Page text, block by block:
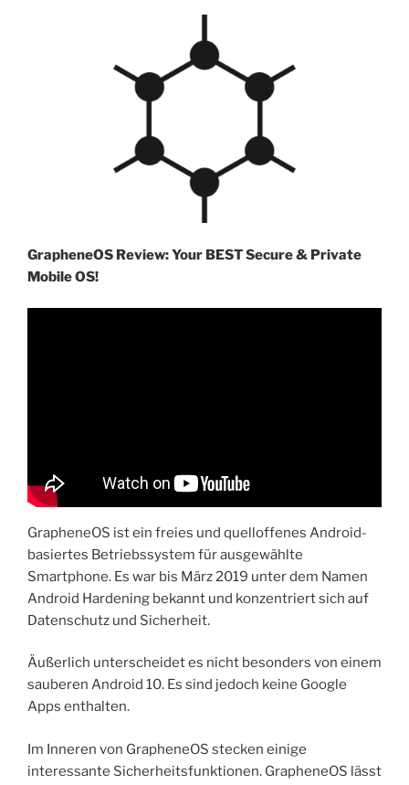
GrapheneOS Review: Your BEST Secure & Private
Mobile OS!
GrapheneOS ist ein freies und quelloffenes Android-
basiertes Betriebssystem für ausgewählte
Smartphone. Es war bis März 2019 unter dem Namen
Android Hardening bekannt und konzentriert sich auf
Datenschutz und Sicherheit.
Äußerlich unterscheidet es nicht besonders von einem
sauberen Android 10. Es sind jedoch keine Google
Apps enthalten.
Im Inneren von GrapheneOS stecken einige
interessante Sicherheitsfunktionen. GrapheneOS lässt